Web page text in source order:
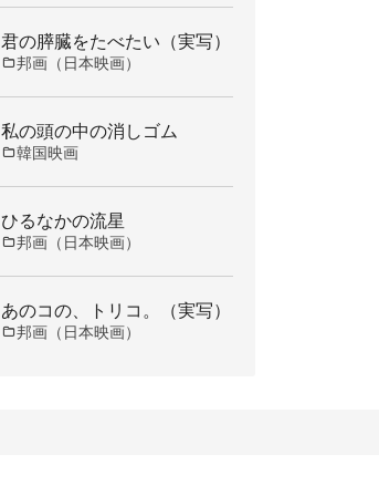
君の膵臓をたべたい（実写）
邦画（日本映画）
私の頭の中の消しゴム
韓国映画
ひるなかの流星
邦画（日本映画）
あのコの、トリコ。（実写）
邦画（日本映画）